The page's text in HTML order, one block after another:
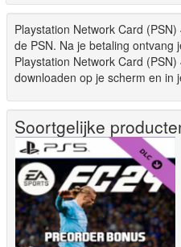
Playstation Network Card
de PSN. Na je betaling ontvang
Playstation Network Card
downloaden op je scherm en in
Soortgelijke